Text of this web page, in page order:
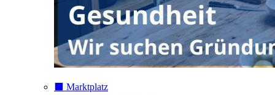
⬛️ Marktplatz